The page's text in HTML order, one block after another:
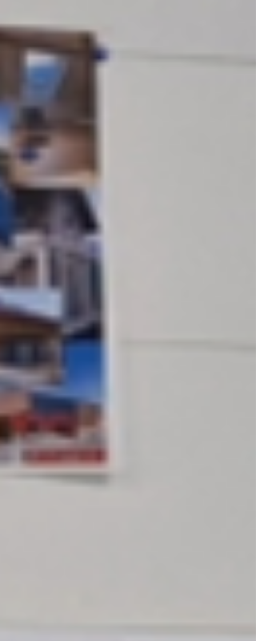
bilan de l'accompagnement avec les profils
Interview de Khaled Hamadmad, responsable
Web Hors Piste, dans ses locaux à Annecy